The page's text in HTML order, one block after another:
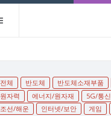
전체 반도체 반도체소재부품
원자력
에너지/원자재 5G/통신
조선/해운
인터넷/보안 게임